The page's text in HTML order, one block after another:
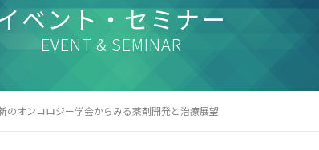
ベント・セミナー
EVENT & SEMINAR
のオンコロジー学会からみる薬剤開発と治療展望